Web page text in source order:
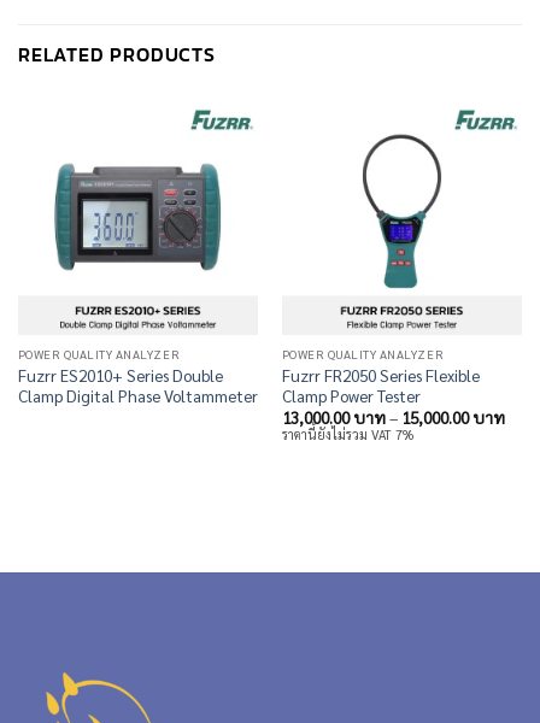
RELATED PRODUCTS
POWER QUALITY ANALYZER
Fuzrr ES2010+ Series Double
Clamp Digital Phase Voltammeter
POWER QUALITY ANALYZER
Fuzrr FR2050 Series Flexible
Clamp Power Tester
13,000.00บาท– 15,000.00บาทPrice
ราคานี้ยังไม่รวม VAT 7%